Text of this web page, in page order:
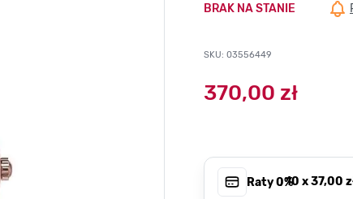
BRAK NA STANIE
SKU: 03556449
370,00 zł
Raty 0%, 10 x37,00